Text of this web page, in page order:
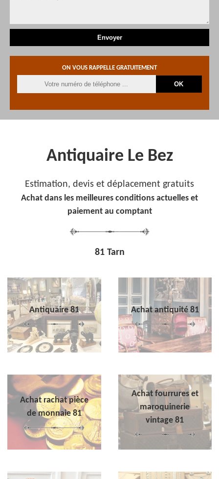
ON VOUS RAPPELLE GRATUITEMENT
Antiquaire Le Bez
Estimation, devis et déplacement gratuits
Achat dans les meilleures conditions actuelles et
paiement au comptant
81 Tarn
Antiquaire 81 Achat antiquité 81
Achat rachat pièce
de monnaie 81
Achat fourrures et
maroquinerie
vintage 81